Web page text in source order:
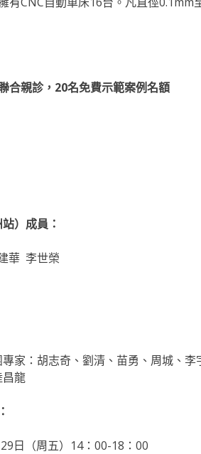
合親診，20名免費示範案例名額
）成員：
華 李世榮
家：胡志奇、劉清、苗勇、周城、
龍
日（周五）14：00-18：00